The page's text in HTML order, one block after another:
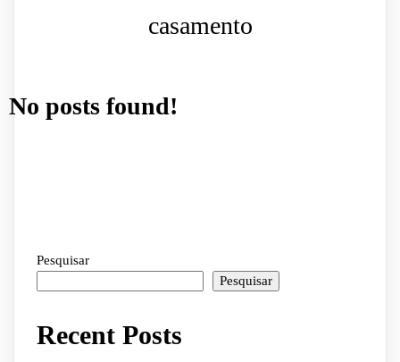
casamento
No posts found!
Pesquisar
Pesquisar
Recent Posts